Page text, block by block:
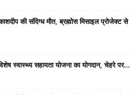
की संदिग्ध मौत, ब्रह्मोस मिसाइल प्रोजेक्ट से
स्वास्थ्य सहायता योजना का योगदान, चेहरे पर...